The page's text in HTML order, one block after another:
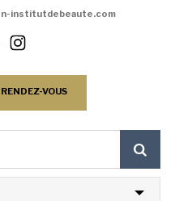
institutdebeaute.com
VOUS